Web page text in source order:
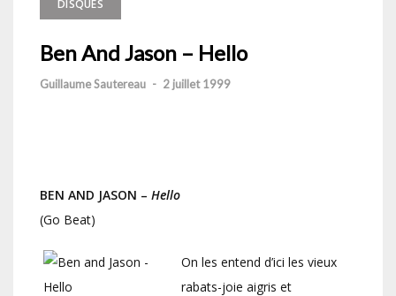
DISQUES
Ben And Jason – Hello
Guillaume Sautereau - 2 juillet 1999
BEN AND JASON – Hello
(Go Beat)
On les entend d’ici les vieux
rabats-joie aigris et